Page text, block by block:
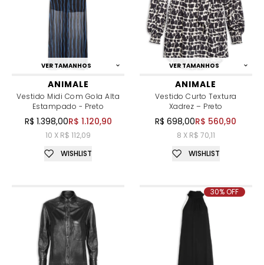
VER TAMANHOS
ANIMALE
Vestido Midi Com Gola Alta
Estampado - Preto
R$ 1.398,00R$ 1.120,90
10 X R$ 112,09
WISHLIST
VER TAMANHOS
ANIMALE
Vestido Curto Textura
Xadrez – Preto
R$ 698,00R$ 560,90
8 X R$ 70,11
WISHLIST
30% OFF